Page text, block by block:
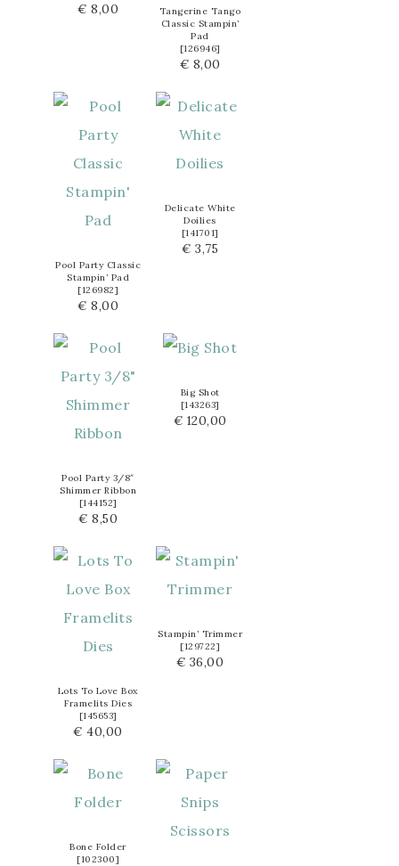
€ 8,00
Tangerine Tango
Classic Stampin’
Pad
[126946]
€ 8,00
Pool Party Classic
Stampin’ Pad
[126982]
€ 8,00
Delicate White
Doilies
[141701]
€ 3,75
Pool Party 3/8″
Shimmer Ribbon
[144152]
€ 8,50
Big Shot
[143263]
€ 120,00
Lots To Love Box
Framelits Dies
[145653]
€ 40,00
Stampin’ Trimmer
[129722]
€ 36,00
Bone Folder
[102300]